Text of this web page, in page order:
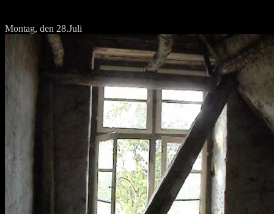
Montag, den 28.Juli